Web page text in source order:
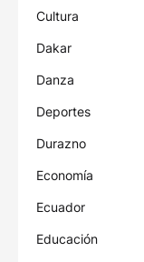
Cultura
Dakar
Danza
Deportes
Durazno
Economía
Ecuador
Educación